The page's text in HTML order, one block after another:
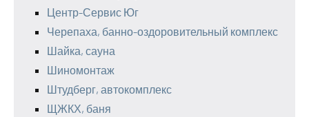
Центр-Сервис Юг
Черепаха, банно-оздоровительный комплекс
Шайка, сауна
Шиномонтаж
Штудберг, автокомплекс
ЩЖКХ, баня